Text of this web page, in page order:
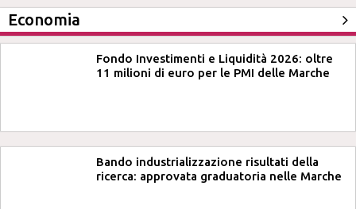
Economia
Fondo Investimenti e Liquidità 2026: oltre
11 milioni di euro per le PMI delle Marche
Bando industrializzazione risultati della
ricerca: approvata graduatoria nelle Marche